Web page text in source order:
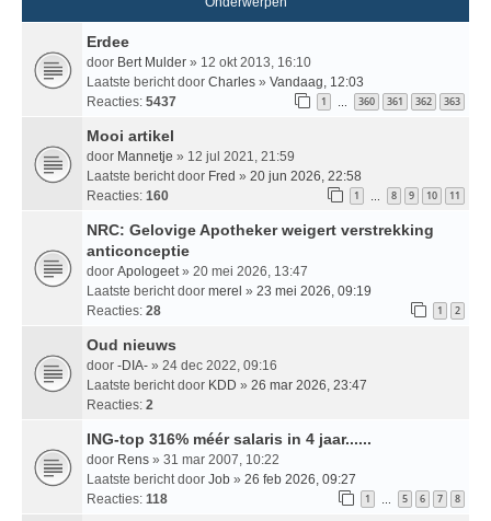
Erdee
door Bert Mulder » 12 okt 2013, 16:10
Laatste bericht door Charles » Vandaag, 12:03
Reacties: 5437 1 … 360 361 362 363
Mooi artikel
door Mannetje » 12 jul 2021, 21:59
Laatste bericht door Fred » 20 jun 2026, 22:58
Reacties: 160 1 … 8 9 10 11
NRC: Gelovige Apotheker weigert verstrekking
anticonceptie
door Apologeet » 20 mei 2026, 13:47
Laatste bericht door merel » 23 mei 2026, 09:19
Reacties: 28 1 2
Oud nieuws
door -DIA- » 24 dec 2022, 09:16
Laatste bericht door KDD » 26 mar 2026, 23:47
Reacties: 2
ING-top 316% méér salaris in 4 jaar......
door Rens » 31 mar 2007, 10:22
Laatste bericht door Job » 26 feb 2026, 09:27
Reacties: 118 1 … 5 6 7 8